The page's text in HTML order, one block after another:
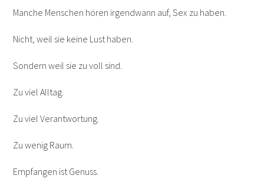
Manche Menschen hören irgendwann auf, Sex zu haben.
Nicht, weil sie keine Lust haben.
Sondern weil sie zu voll sind.
Zu viel Alltag.
Zu viel Verantwortung.
Zu wenig Raum.
Empfangen ist Genuss.